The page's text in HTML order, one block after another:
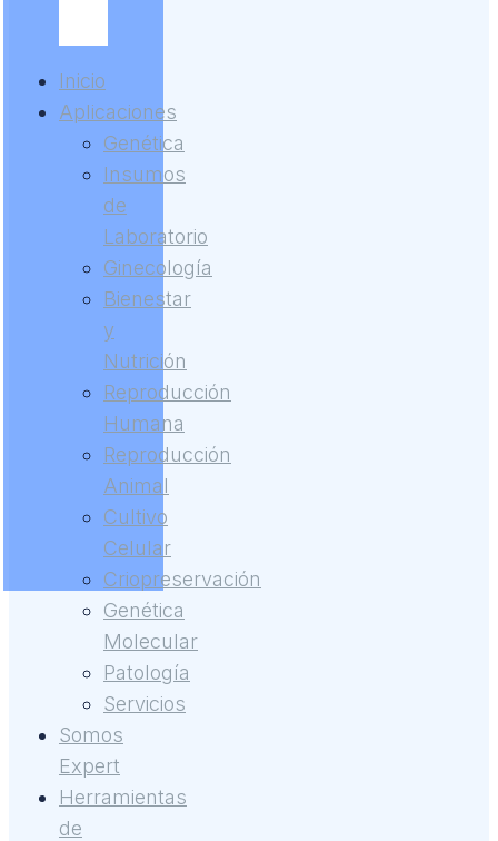
Inicio
Aplicaciones
Genética
Insumos
de
Laboratorio
Ginecología
Bienestar
y
Nutrición
Reproducción
Humana
Reproducción
Animal
Cultivo
Celular
Criopreservación
Genética
Molecular
Patología
Servicios
Somos
Expert
Herramientas
de